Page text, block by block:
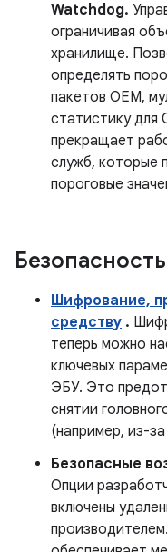
Watchdog.
ограничивая
хранилище.
определять
пакетов OEM,
статистику для
прекращает
служб, которые
пороговые
Безопасность
Шифрование,
средству .
теперь можно
ключевых
ЭБУ. Это
снятии
(например, из-
Безопасные
Опции
включены